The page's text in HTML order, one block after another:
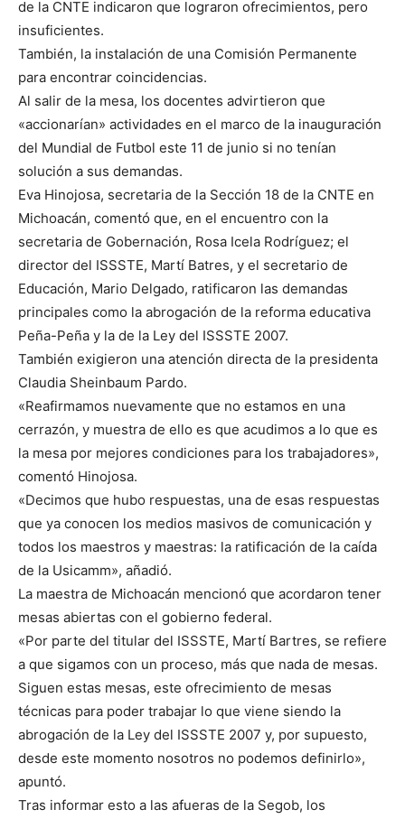
de la CNTE indicaron que lograron ofrecimientos, pero
insuficientes.
También, la instalación de una Comisión Permanente
para encontrar coincidencias.
Al salir de la mesa, los docentes advirtieron que
«accionarían» actividades en el marco de la inauguración
del Mundial de Futbol este 11 de junio si no tenían
solución a sus demandas.
Eva Hinojosa, secretaria de la Sección 18 de la CNTE en
Michoacán, comentó que, en el encuentro con la
secretaria de Gobernación, Rosa Icela Rodríguez; el
director del ISSSTE, Martí Batres, y el secretario de
Educación, Mario Delgado, ratificaron las demandas
principales como la abrogación de la reforma educativa
Peña-Peña y la de la Ley del ISSSTE 2007.
También exigieron una atención directa de la presidenta
Claudia Sheinbaum Pardo.
«Reafirmamos nuevamente que no estamos en una
cerrazón, y muestra de ello es que acudimos a lo que es
la mesa por mejores condiciones para los trabajadores»,
comentó Hinojosa.
«Decimos que hubo respuestas, una de esas respuestas
que ya conocen los medios masivos de comunicación y
todos los maestros y maestras: la ratificación de la caída
de la Usicamm», añadió.
La maestra de Michoacán mencionó que acordaron tener
mesas abiertas con el gobierno federal.
«Por parte del titular del ISSSTE, Martí Bartres, se refiere
a que sigamos con un proceso, más que nada de mesas.
Siguen estas mesas, este ofrecimiento de mesas
técnicas para poder trabajar lo que viene siendo la
abrogación de la Ley del ISSSTE 2007 y, por supuesto,
desde este momento nosotros no podemos definirlo»,
apuntó.
Tras informar esto a las afueras de la Segob, los